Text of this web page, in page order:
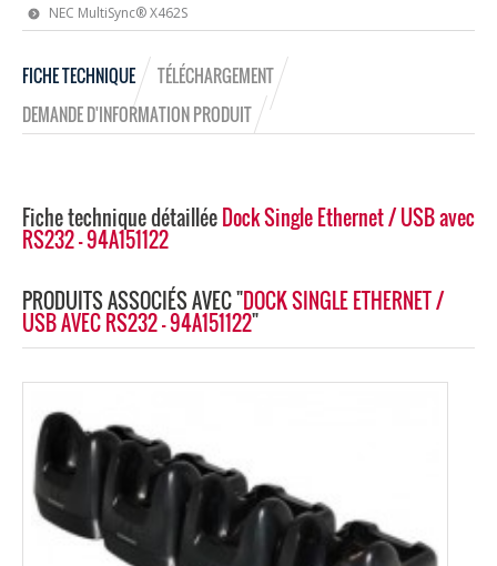
NEC MultiSync® X462S
FICHE TECHNIQUE
TÉLÉCHARGEMENT
DEMANDE D'INFORMATION PRODUIT
Fiche technique détailléeDock Single Ethernet / USB avec
RS232 - 94A151122
PRODUITS ASSOCIÉS AVEC "DOCK SINGLE ETHERNET /
USB AVEC RS232 - 94A151122"